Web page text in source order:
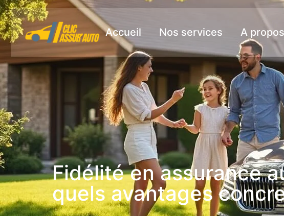
Accueil Nos services A propos
Fidélité en assurance
quels avantages